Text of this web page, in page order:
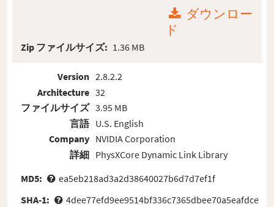
ダウンロー
ド
Zip ファイルサイズ: 1.36 MB
Version
Architecture
ファイルサイズ
言語
Company
詳細
2.8.2.2
32
3.95 MB
U.S. English
NVIDIA Corporation
PhysXCore Dynamic Link Library
MD5:
ea5eb218ad3a2d38640027b6d7d7ef1f
SHA-1:
4dee77efd9ee9514bf336c7365dbee70a5eafdce